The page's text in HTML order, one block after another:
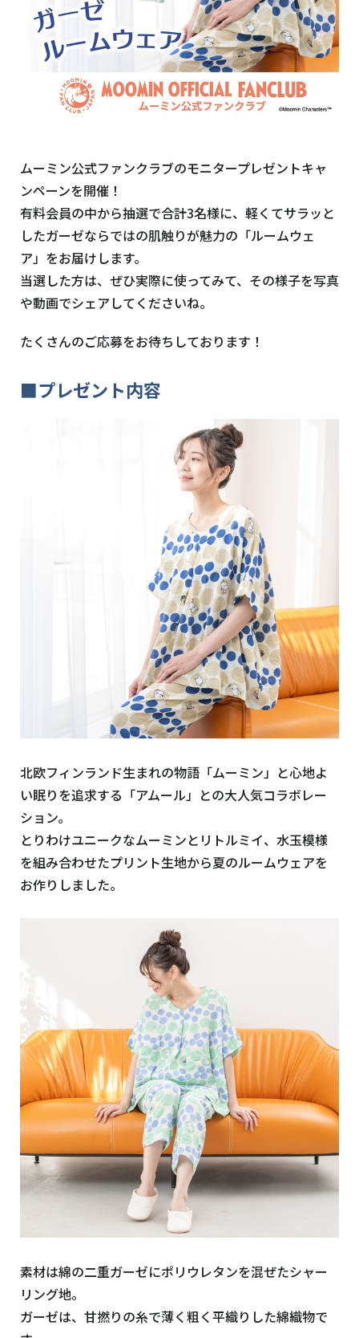
ムーミン公式ファンクラブのモニタープレゼントキャ
ンペーンを開催！
有料会員の中から抽選で合計3名様に、軽くてサラッと
したガーゼならではの肌触りが魅力の「ルームウェ
ア」をお届けします。
当選した方は、ぜひ実際に使ってみて、その様子を写真
や動画でシェアしてくださいね。
たくさんのご応募をお待ちしております！
■プレゼント内容
北欧フィンランド生まれの物語「ムーミン」と心地よ
い眠りを追求する「アムール」との大人気コラボレー
ション。
とりわけユニークなムーミンとリトルミイ、水玉模様
を組み合わせたプリント生地から夏のルームウェアを
お作りしました。
素材は綿の二重ガーゼにポリウレタンを混ぜたシャー
リング地。
ガーゼは、甘撚りの糸で薄く粗く平織りした綿織物で